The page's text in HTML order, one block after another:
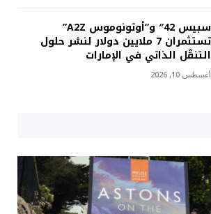
سبيس 42″ و”أوتونوموس A2Z”
تستثمران 7 ملايين دولار لنشر حلول
التنقّل الذاتي في الإمارات
أغسطس 10, 2026